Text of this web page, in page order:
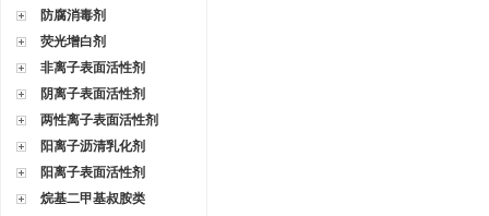
防腐消毒剂
荧光增白剂
非离子表面活性剂
阴离子表面活性剂
两性离子表面活性剂
阳离子沥清乳化剂
阳离子表面活性剂
烷基二甲基叔胺类